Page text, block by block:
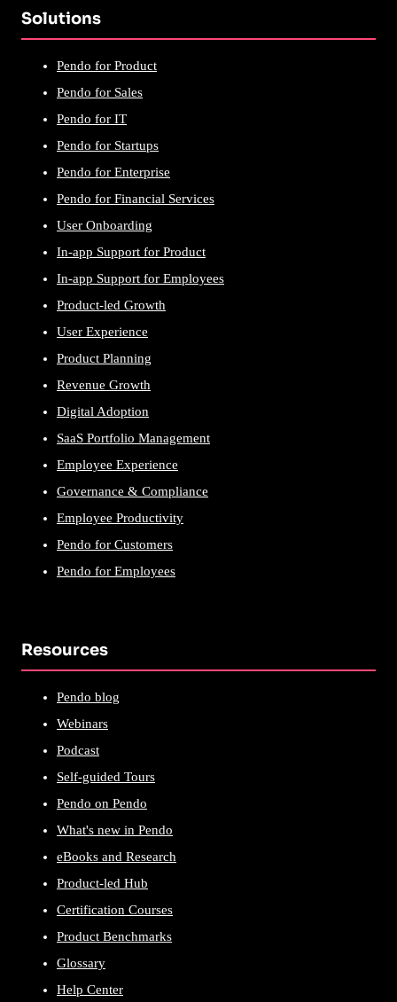
Solutions
Pendo for Product
Pendo for Sales
Pendo for IT
Pendo for Startups
Pendo for Enterprise
Pendo for Financial Services
User Onboarding
In-app Support for Product
In-app Support for Employees
Product-led Growth
User Experience
Product Planning
Revenue Growth
Digital Adoption
SaaS Portfolio Management
Employee Experience
Governance & Compliance
Employee Productivity
Pendo for Customers
Pendo for Employees
Resources
Pendo blog
Webinars
Podcast
Self-guided Tours
Pendo on Pendo
What's new in Pendo
eBooks and Research
Product-led Hub
Certification Courses
Product Benchmarks
Glossary
Help Center